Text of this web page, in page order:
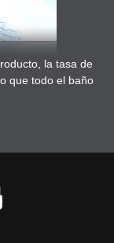
la tasa de
que todo el baño